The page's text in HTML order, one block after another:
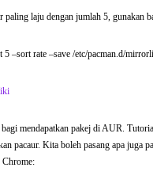
paling laju dengan jumlah 5, gunakan
5 –sort rate –save /etc/pacman.d/
mendapatkan pakej di AUR.
pacaur. Kita boleh pasang apa juga
Chrome: